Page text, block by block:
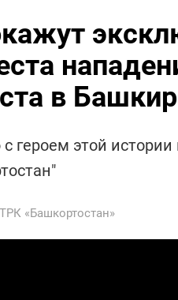
в
героем этой
«Башкортостан»